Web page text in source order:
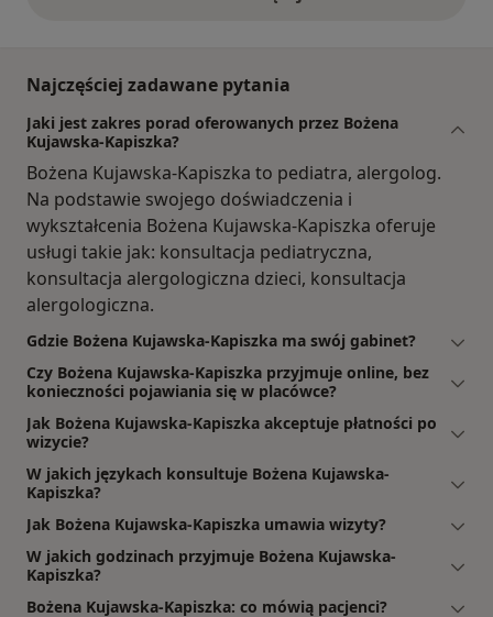
Najczęściej zadawane pytania
Jaki jest zakres porad oferowanych przez Bożena
Kujawska-Kapiszka?
Bożena Kujawska-Kapiszka to pediatra, alergolog.
Na podstawie swojego doświadczenia i
wykształcenia Bożena Kujawska-Kapiszka oferuje
usługi takie jak: konsultacja pediatryczna,
konsultacja alergologiczna dzieci, konsultacja
alergologiczna.
Gdzie Bożena Kujawska-Kapiszka ma swój gabinet?
Czy Bożena Kujawska-Kapiszka przyjmuje online, bez
konieczności pojawiania się w placówce?
Jak Bożena Kujawska-Kapiszka akceptuje płatności po
wizycie?
W jakich językach konsultuje Bożena Kujawska-
Kapiszka?
Jak Bożena Kujawska-Kapiszka umawia wizyty?
W jakich godzinach przyjmuje Bożena Kujawska-
Kapiszka?
Bożena Kujawska-Kapiszka: co mówią pacjenci?